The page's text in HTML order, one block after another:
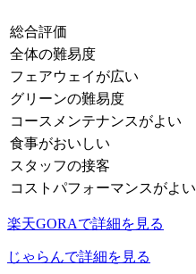
総合評価
全体の難易度
フェアウェイが広い
グリーンの難易度
コースメンテナンスがよい
食事がおいしい
スタッフの接客
コストパフォーマンスがよい
楽天GORAで詳細を見る
じゃらんで詳細を見る